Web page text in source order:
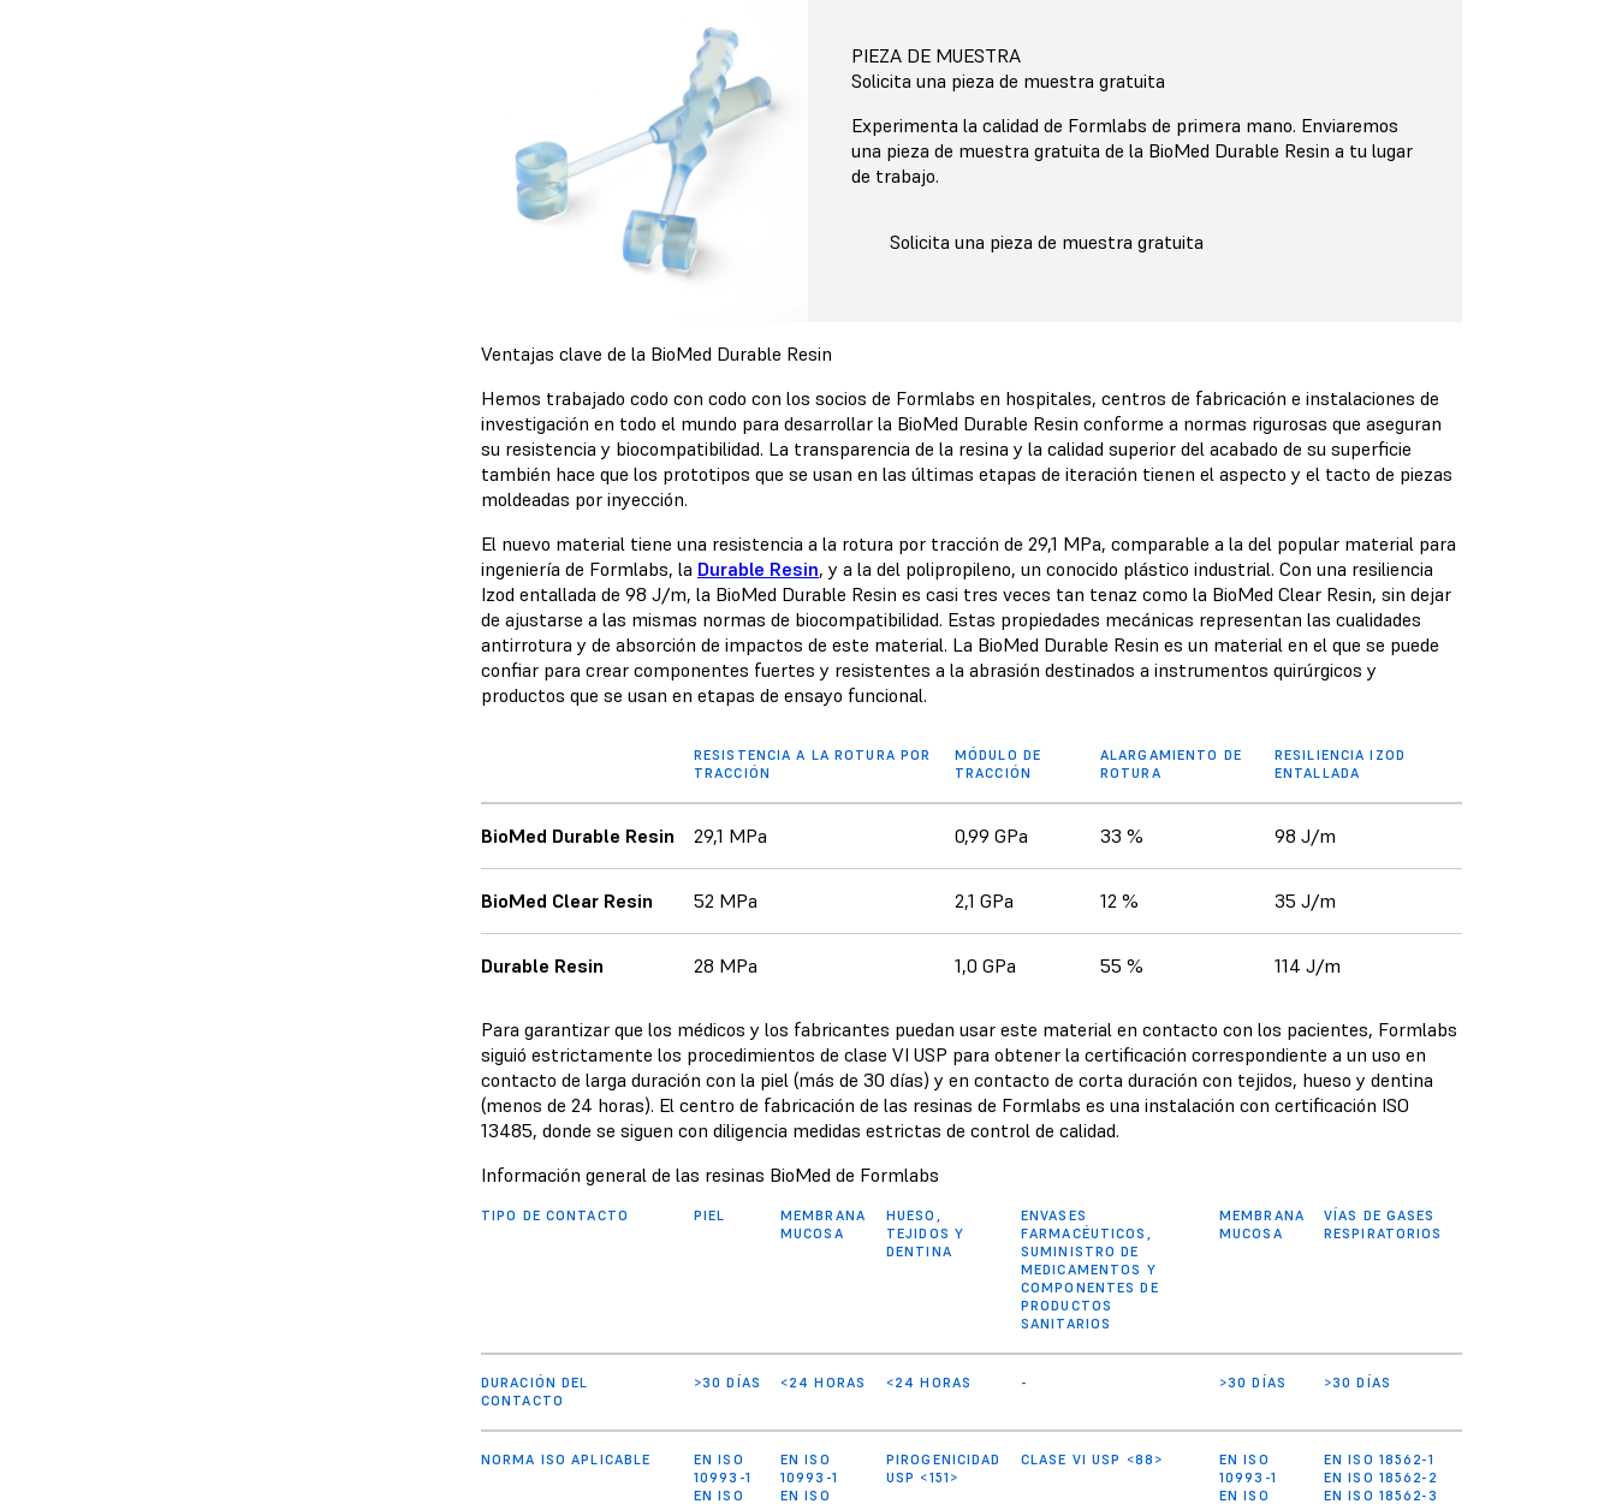
PIEZA DE MUESTRA
Solicita una pieza de muestra gratuita
Experimenta la calidad de Formlabs de primera mano. Enviaremos
una pieza de muestra gratuita de la BioMed Durable Resin a tu lugar
de trabajo.
Solicita una pieza de muestra gratuita
Ventajas clave de la BioMed Durable Resin
Hemos trabajado codo con codo con los socios de Formlabs en hospitales, centros de fabricación e instalaciones de
investigación en todo el mundo para desarrollar la BioMed Durable Resin conforme a normas rigurosas que aseguran
su resistencia y biocompatibilidad. La transparencia de la resina y la calidad superior del acabado de su superficie
también hace que los prototipos que se usan en las últimas etapas de iteración tienen el aspecto y el tacto de piezas
moldeadas por inyección.
El nuevo material tiene una resistencia a la rotura por tracción de 29,1 MPa, comparable a la del popular material para
ingeniería de Formlabs, la Durable Resin, y a la del polipropileno, un conocido plástico industrial. Con una resiliencia
Izod entallada de 98 J/m, la BioMed Durable Resin es casi tres veces tan tenaz como la BioMed Clear Resin, sin dejar
de ajustarse a las mismas normas de biocompatibilidad. Estas propiedades mecánicas representan las cualidades
antirrotura y de absorción de impactos de este material. La BioMed Durable Resin es un material en el que se puede
confiar para crear componentes fuertes y resistentes a la abrasión destinados a instrumentos quirúrgicos y
productos que se usan en etapas de ensayo funcional.
RESISTENCIA A LA ROTURA POR
TRACCIÓN
MÓDULO DE
TRACCIÓN
ALARGAMIENTO DE
ROTURA
RESILIENCIA IZOD
ENTALLADA
BioMed Durable Resin 29,1 MPa 0,99 GPa 33 % 98 J/m
BioMed Clear Resin 52 MPa 2,1 GPa 12 % 35 J/m
Durable Resin 28 MPa 1,0 GPa 55 % 114 J/m
Para garantizar que los médicos y los fabricantes puedan usar este material en contacto con los pacientes, Formlabs
siguió estrictamente los procedimientos de clase VI USP para obtener la certificación correspondiente a un uso en
contacto de larga duración con la piel (más de 30 días) y en contacto de corta duración con tejidos, hueso y dentina
(menos de 24 horas). El centro de fabricación de las resinas de Formlabs es una instalación con certificación ISO
13485, donde se siguen con diligencia medidas estrictas de control de calidad.
Información general de las resinas BioMed de Formlabs
TIPO DE CONTACTO PIEL
MEMBRANA
MUCOSA
HUESO,
TEJIDOS Y
DENTINA
ENVASES
FARMACÉUTICOS,
SUMINISTRO DE
MEDICAMENTOS Y
COMPONENTES DE
PRODUCTOS
SANITARIOS
MEMBRANA
MUCOSA
VÍAS DE GASES
RESPIRATORIOS
DURACIÓN DEL
CONTACTO
>30 DÍAS <24 HORAS <24 HORAS - >30 DÍAS >30 DÍAS
NORMA ISO APLICABLE
EN ISO
10993-1
EN ISO
EN ISO
10993-1
EN ISO
PIROGENICIDAD
USP <151>
CLASE VI USP <88>
EN ISO
10993-1
EN ISO
EN ISO 18562-1
EN ISO 18562-2
EN ISO 18562-3